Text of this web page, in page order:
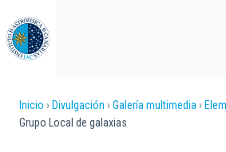
al
contenido
principal
Sobrescribir
enlaces
Inicio Divulgación Galería multimedia
Grupo Local de galaxias